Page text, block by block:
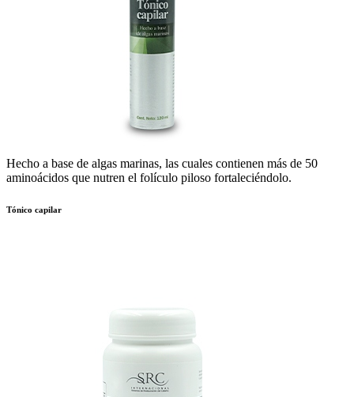
Hecho a base de algas marinas, las cuales contienen más de 50
aminoácidos que nutren el folículo piloso fortaleciéndolo.
Tónico capilar